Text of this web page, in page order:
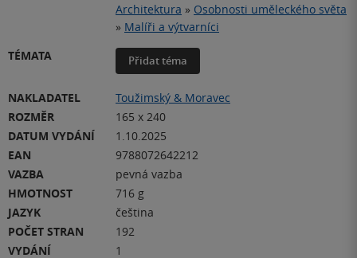
Architektura » Osobnosti uměleckého světa
» Malíři a výtvarníci
TÉMATA
Přidat téma
NAKLADATEL
Toužimský & Moravec
ROZMĚR
165 x 240
DATUM VYDÁNÍ
1.10.2025
EAN
9788072642212
VAZBA
pevná vazba
HMOTNOST
716 g
JAZYK
čeština
POČET STRAN
192
VYDÁNÍ
1